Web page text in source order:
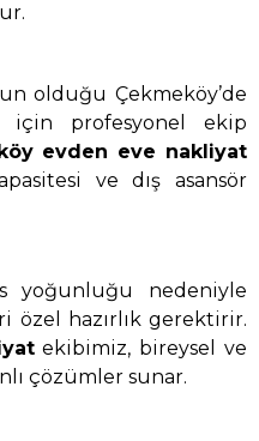
olduğu Çekmeköy’de
için profesyonel ekip
evden eve nakliyat
ve dış asansör
yoğunluğu nedeniyle
özel hazırlık gerektirir.
ekibimiz, bireysel ve
çözümler sunar.